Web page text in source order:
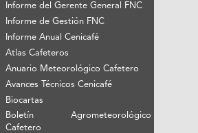
Informe del Gerente General FNC
Informe de Gestión FNC
Informe Anual Cenicafé
Atlas Cafeteros
Anuario Meteorológico Cafetero
Avances Técnicos Cenicafé
Biocartas
Boletín Agrometeorológico
Cafetero